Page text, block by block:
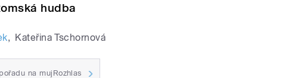
hudba
, Kateřina Tschornová
na mujRozhlas